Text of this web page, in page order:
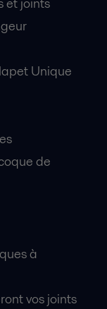
Unique
de
à
vos joints